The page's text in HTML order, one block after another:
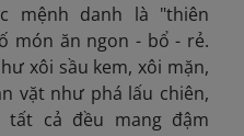
mệnh danh là "thiên
món ăn ngon - bổ - rẻ.
xôi sầu kem, xôi mặn,
vặt như phá lấu chiên,
tất cả đều mang đậm